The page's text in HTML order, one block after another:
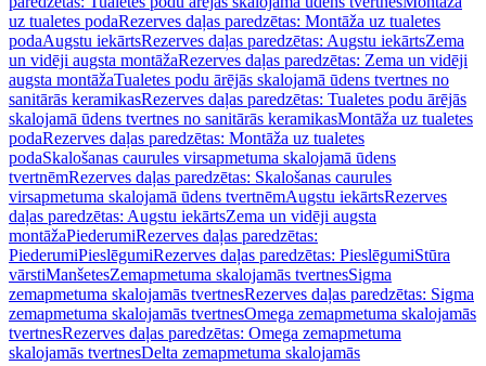
uz tualetes podaRezerves daļas paredzētas: Montāža uz tualetes
podaAugstu iekārtsRezerves daļas paredzētas: Augstu iekārtsZema
un vidēji augsta montāžaRezerves daļas paredzētas: Zema un vidēji
augsta montāžaTualetes podu ārējās skalojamā ūdens tvertnes no
sanitārās keramikasRezerves daļas paredzētas: Tualetes podu ārējās
skalojamā ūdens tvertnes no sanitārās keramikasMontāža uz tualetes
podaRezerves daļas paredzētas: Montāža uz tualetes
podaSkalošanas caurules virsapmetuma skalojamā ūdens
tvertnēmRezerves daļas paredzētas: Skalošanas caurules
virsapmetuma skalojamā ūdens tvertnēmAugstu iekārtsRezerves
daļas paredzētas: Augstu iekārtsZema un vidēji augsta
montāžaPiederumiRezerves daļas paredzētas:
PiederumiPieslēgumiRezerves daļas paredzētas: PieslēgumiStūra
vārstiManšetesZemapmetuma skalojamās tvertnesSigma
zemapmetuma skalojamās tvertnesRezerves daļas paredzētas: Sigma
zemapmetuma skalojamās tvertnesOmega zemapmetuma skalojamās
tvertnesRezerves daļas paredzētas: Omega zemapmetuma
skalojamās tvertnesDelta zemapmetuma skalojamās